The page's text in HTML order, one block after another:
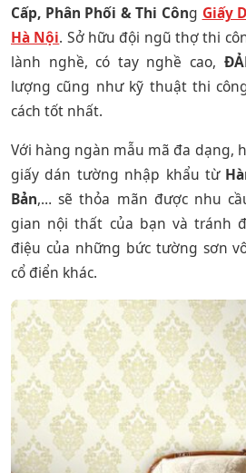
Cấp, Phân Phối & Thi Công Giấy
Hà Nội. Sở hữu đội ngũ thợ thi
lành nghề, có tay nghề cao,
lượng cũng như kỹ thuật thi
cách tốt nhất.
Với hàng ngàn mẫu mã đa dạng,
giấy dán tường nhập khẩu từ
Bản,… sẽ thỏa mãn được nhu
gian nội thất của bạn và tránh
điệu của những bức tường sơn
cổ điển khác.